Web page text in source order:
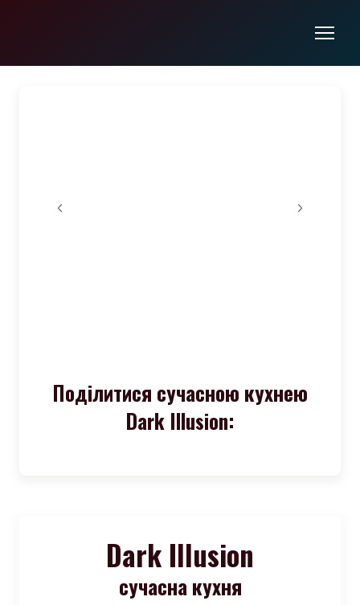
Поділитися сучасною кухнею
Dark Illusion:
Dark Illusion
сучасна кухня